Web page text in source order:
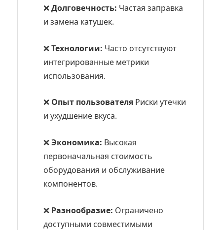
❌Долговечность: Частая заправка
и замена катушек.
❌Технологии: Часто отсутствуют
интегрированные метрики
использования.
❌ Опыт пользователяРиски утечки
и ухудшение вкуса.
❌Экономика: Высокая
первоначальная стоимость
оборудования и обслуживание
компонентов.
❌ Разнообразие: Ограничено
доступными совместимыми